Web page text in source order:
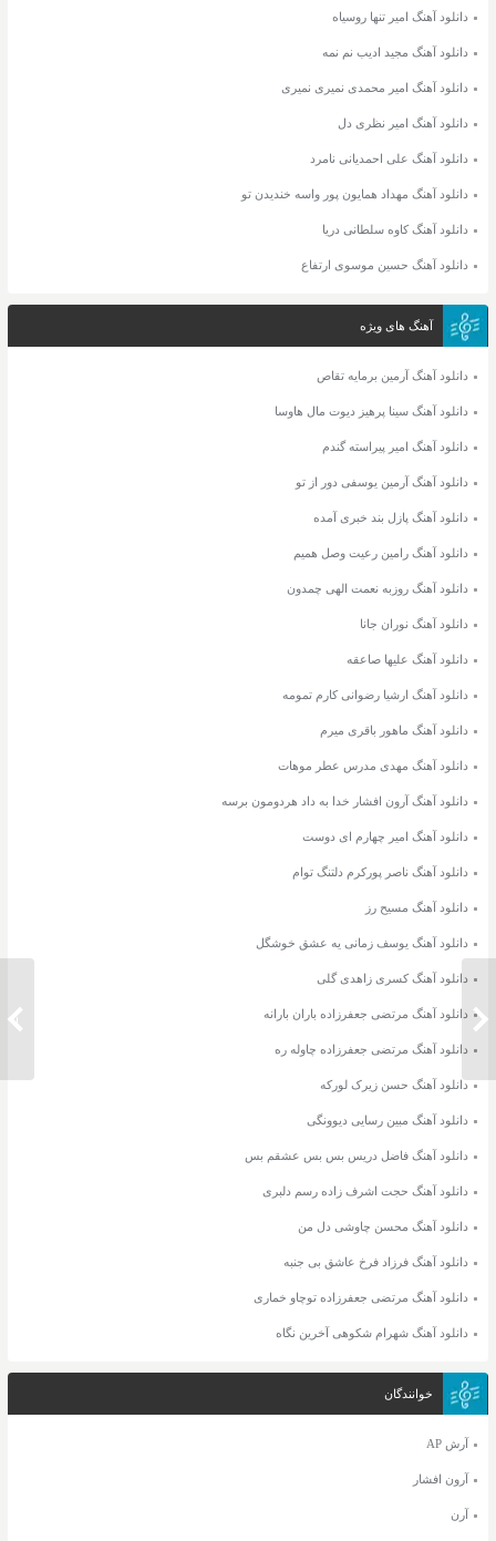
دانلود ریمیکس آهنگ غلط کردم محسن
دانلود آهنگ امیر تنها روسیاه
دانلود آهنگ مجید ادیب نم نمه
دانلود آهنگ امیر محمدی نمیری نمیری
دانلود آهنگ امیر نظری دل
دانلود آهنگ علی احمدیانی نامرد
دانلود آهنگ مهداد همایون پور واسه خندیدن تو
دانلود آهنگ کاوه سلطانی دریا
دانلود آهنگ حسین موسوی ارتفاع
آهنگ های ویژه
دانلود آهنگ آرمین برمایه تقاص
دانلود آهنگ سینا پرهیز دیوت مال هاوسا
دانلود آهنگ امیر پیراسته گندم
دانلود آهنگ آرمین یوسفی دور از تو
دانلود آهنگ پازل بند خبری آمده
دانلود آهنگ رامین رعیت وصل همیم
دانلود آهنگ روزبه نعمت الهی چمدون
دانلود آهنگ نوران جانا
دانلود آهنگ علیها صاعقه
دانلود آهنگ ارشیا رضوانی کارم تمومه
دانلود آهنگ ماهور باقری میرم
دانلود آهنگ مهدی مدرس عطر موهات
دانلود آهنگ آرون افشار خدا به داد هردومون برسه
دانلود آهنگ امیر چهارم ای دوست
دانلود آهنگ ناصر پورکرم دلتنگ توام
دانلود آهنگ مسیح رز
دانلود آهنگ یوسف زمانی یه عشق خوشگل
دانلود آهنگ کسری زاهدی گلی
دانلود آهنگ مرتضی جعفرزاده باران بارانه
دانلود آهنگ مرتضی جعفرزاده چاوله ره
دانلود آهنگ حسن زیرک لورکه
دانلود آهنگ مبین رسایی دیوونگی
دانلود آهنگ فاضل دریس بس بس عشقم بس
دانلود آهنگ حجت اشرف زاده رسم دلبری
دانلود آهنگ محسن چاوشی دل من
دانلود آهنگ فرزاد فرخ عاشق بی جنبه
دانلود آهنگ مرتضی جعفرزاده توچاو خماری
دانلود آهنگ شهرام شکوهی آخرین نگاه
خوانندگان
آرش AP
آرون افشار
آرن